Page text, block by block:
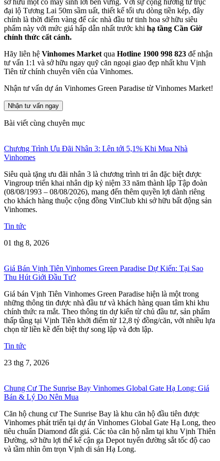
sở hữu một cỗ máy sinh lời bền vững. Với sự cộng hưởng từ trục
đại lộ Tương Lai 50m sầm uất, thiết kế tối ưu dòng tiền kép, đây
chính là thời điểm vàng để các nhà đầu tư tinh hoa sở hữu siêu
phẩm này với mức giá hấp dẫn nhất trước khi hạ tầng Cần Giờ
chính thức cất cánh.
Hãy liên hệ Vinhomes Market qua Hotline 1900 998 823 để nhận
tư vấn 1:1 và sở hữu ngay quỹ căn ngoại giao đẹp nhất khu Vịnh
Tiên từ chính chuyên viên của Vinhomes.
Nhận tư vấn dự án Vinhomes Green Paradise từ Vinhomes Market!
Nhận tư vấn ngay
Bài viết cùng chuyên mục
Chương Trình Ưu Đãi Nhân 3: Lên tới 5,1% Khi Mua Nhà
Vinhomes
Siêu quà tặng ưu đãi nhân 3 là chương trình tri ân đặc biệt được
Vingroup triển khai nhân dịp kỷ niệm 33 năm thành lập Tập đoàn
(08/08/1993 – 08/08/2026), mang đến thêm quyền lợi dành riêng
cho khách hàng thuộc cộng đồng VinClub khi sở hữu bất động sản
Vinhomes.
Tin tức
01 thg 8, 2026
Giá Bán Vịnh Tiên Vinhomes Green Paradise Dự Kiến: Tại Sao
Thu Hút Giới Đầu Tư?
Giá bán Vịnh Tiên Vinhomes Green Paradise hiện là một trong
những thông tin được nhà đầu tư và khách hàng quan tâm khi khu
chính thức ra mắt. Theo thông tin dự kiến từ chủ đầu tư, sản phẩm
thấp tầng tại Vịnh Tiên khởi điểm từ 12,8 tỷ đồng/căn, với nhiều lựa
chọn từ liền kề đến biệt thự song lập và đơn lập.
Tin tức
23 thg 7, 2026
Chung Cư The Sunrise Bay Vinhomes Global Gate Hạ Long: Giá
Bán & Lý Do Nên Mua
Căn hộ chung cư The Sunrise Bay là khu căn hộ đầu tiên được
Vinhomes phát triển tại dự án Vinhomes Global Gate Hạ Long, theo
tiêu chuẩn Diamond đắt giá. Các tòa căn hộ nằm tại khu Vịnh Thiên
Đường, sở hữu lợi thế kế cận ga Depot tuyến đường sắt tốc độ cao
và tầm nhìn ôm trọn Vịnh di sản Hạ Long.